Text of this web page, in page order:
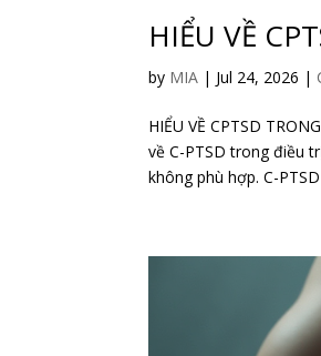
HIỂU VỀ
by MIA | Jul 24, 2026 |
HIỂU VỀ CPTSD
về C-PTSD trong điều
không phù hợp. C-